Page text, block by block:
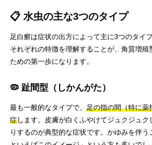
📋 水虫の主な3つのタイプ
足白癬は症状の出方によって主に3つのタイ
それぞれの特徴を理解することが、角質増殖
ための第一歩になります。
🦠 趾間型（しかんがた）
最も一般的なタイプで、 足の指の間（特に薬
症します。皮膚が白くふやけてジュクジュク
りするのが典型的な症状です。かゆみを伴う